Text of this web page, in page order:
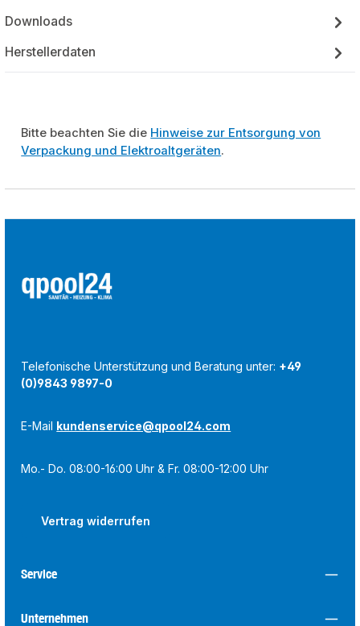
Downloads
Herstellerdaten
Bitte beachten Sie die Hinweise zur Entsorgung von
Verpackung und Elektroaltgeräten.
Telefonische Unterstützung und Beratung unter: +49
(0)9843 9897-0
E-Mail kundenservice@qpool24.com
Mo.- Do. 08:00-16:00 Uhr & Fr. 08:00-12:00 Uhr
Vertrag widerrufen
Service
Unternehmen